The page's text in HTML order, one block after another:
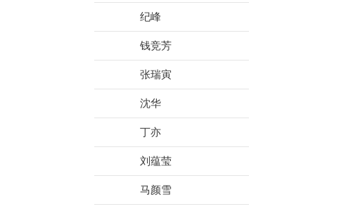
纪峰
钱竞芳
张瑞寅
沈华
丁亦
刘蕴莹
马颜雪